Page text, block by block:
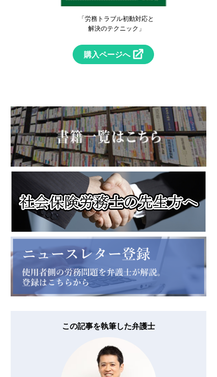
「労務トラブル初動対応と
解決のテクニック」
購入ページへ
この記事を執筆した弁護士